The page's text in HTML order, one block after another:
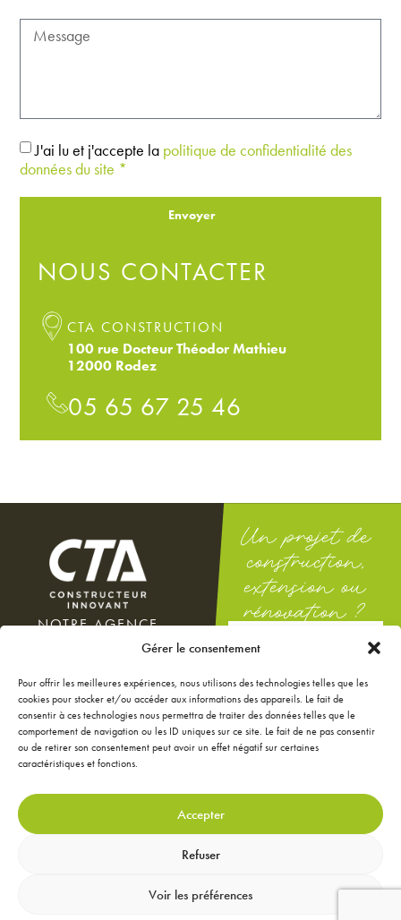
Gérer le consentement
Pour offrir les meilleures expériences, nous utilisons des technologies telles que les
cookies pour stocker et/ou accéder aux informations des appareils. Le fait de
consentir à ces technologies nous permettra de traiter des données telles que le
comportement de navigation ou les ID uniques sur ce site. Le fait de ne pas consentir
ou de retirer son consentement peut avoir un effet négatif sur certaines
caractéristiques et fonctions.
Accepter
Refuser
Voir les préférences
J'ai lu et j'accepte la politique de confidentialité des
données du site *
Envoyer
NOUS CONTACTER
CTA CONSTRUCTION
100 rue Docteur Théodor Mathieu
12000 Rodez
05 65 67 25 46
NOS ANNONCES
JE CONFIGURE MA
CONTACTEZ-NOUS
NOTRE AGENCE
100 rue Docteur Théodor
12000 Rodez
Du lundi au vendredi : 8h-12h
/ 14h-18h
Le samedi : 9h-12h
GESTION DES DONNÉES
Un projet de
construction,
extension ou
rénovation ?
DEMANDEZ
UNE ÉTUDE
GRATUITE